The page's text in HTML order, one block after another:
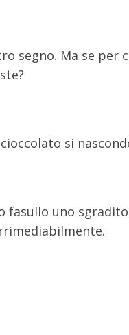
segno. Ma se per
si
fasullo uno